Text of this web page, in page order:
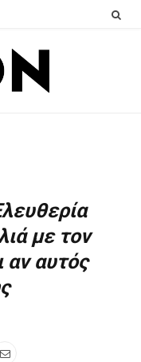
με τον
αν αυτός